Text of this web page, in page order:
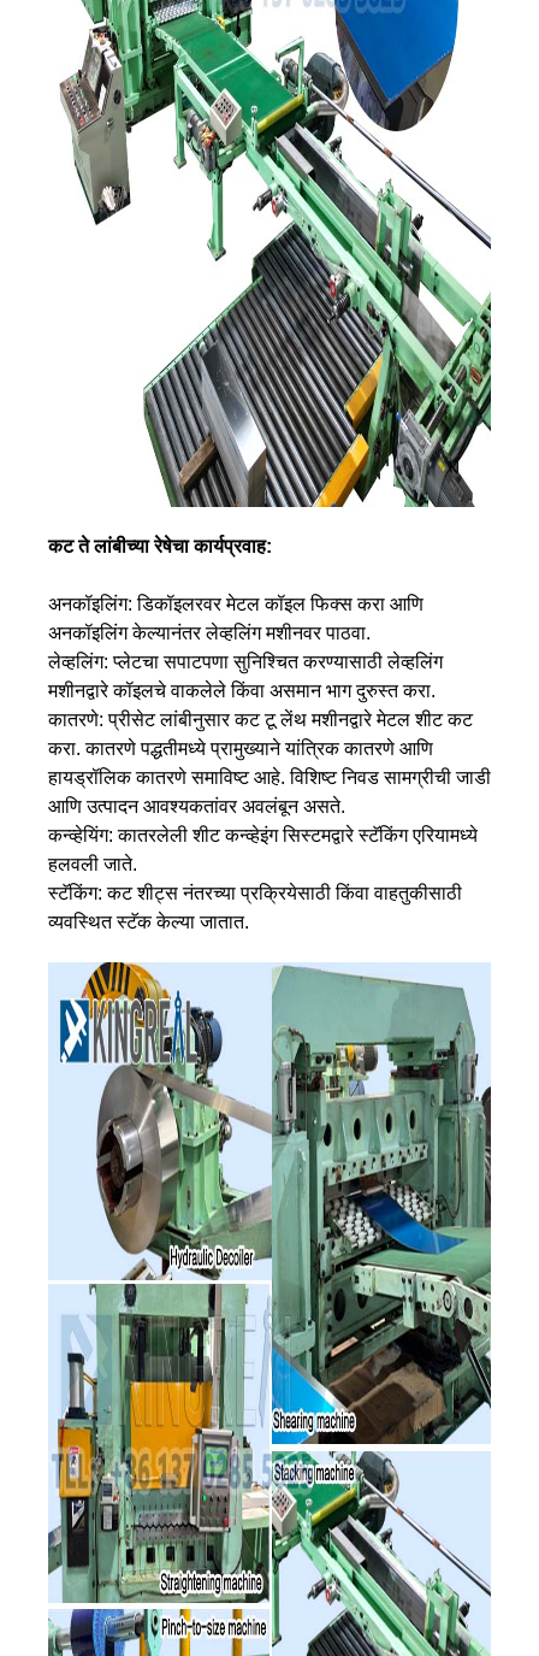
कट ते लांबीच्या रेषेचा कार्यप्रवाह:
अनकॉइलिंग: डिकॉइलरवर मेटल कॉइल फिक्स करा आणि
अनकॉइलिंग केल्यानंतर लेव्हलिंग मशीनवर पाठवा.
लेव्हलिंग: प्लेटचा सपाटपणा सुनिश्चित करण्यासाठी लेव्हलिंग
मशीनद्वारे कॉइलचे वाकलेले किंवा असमान भाग दुरुस्त करा.
कातरणे: प्रीसेट लांबीनुसार कट टू लेंथ मशीनद्वारे मेटल शीट कट
करा. कातरणे पद्धतीमध्ये प्रामुख्याने यांत्रिक कातरणे आणि
हायड्रॉलिक कातरणे समाविष्ट आहे. विशिष्ट निवड सामग्रीची जाडी
आणि उत्पादन आवश्यकतांवर अवलंबून असते.
कन्व्हेयिंग: कातरलेली शीट कन्व्हेइंग सिस्टमद्वारे स्टॅकिंग एरियामध्ये
हलवली जाते.
स्टॅकिंग: कट शीट्स नंतरच्या प्रक्रियेसाठी किंवा वाहतुकीसाठी
व्यवस्थित स्टॅक केल्या जातात.